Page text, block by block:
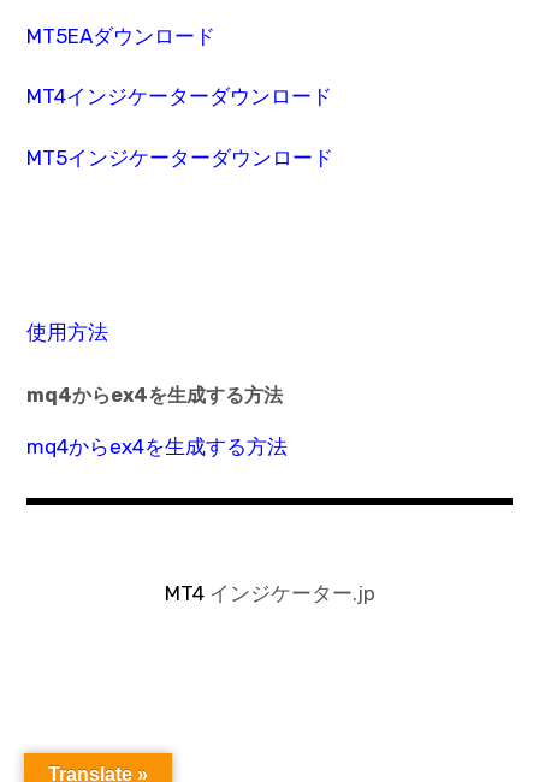
MT5EAダウンロード
MT4インジケーターダウンロード
MT5インジケーターダウンロード
使用方法
mq4からex4を生成する方法
mq4からex4を生成する方法
Translate »
MT4インジケーター.jp